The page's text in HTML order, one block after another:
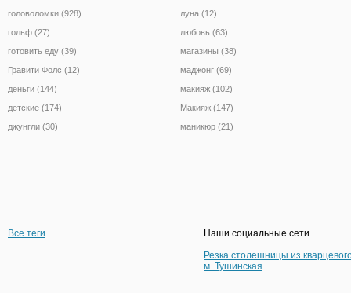
головоломки (928)
гольф (27)
готовить еду (39)
Гравити Фолс (12)
деньги (144)
детские (174)
джунгли (30)
луна (12)
любовь (63)
магазины (38)
маджонг (69)
макияж (102)
Макияж (147)
маникюр (21)
Все теги
Наши социальные сети
Резка столешницы из
м. Тушинская